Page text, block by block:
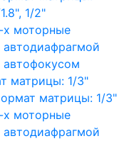
1/2"
х моторные
автодиафрагмой
автофокусом
матрицы: 1/3"
матрицы: 1/3"
х моторные
автодиафрагмой